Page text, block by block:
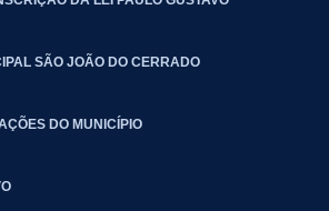
SÃO JOÃO DO CERRADO
DO MUNICÍPIO